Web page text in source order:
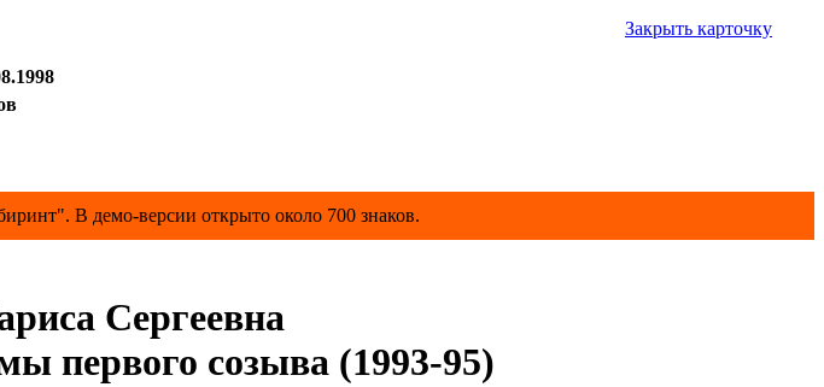
Закрыть карточку
В демо-версии открыто около 700 знаков.
Сергеевна
первого созыва (1993-95)